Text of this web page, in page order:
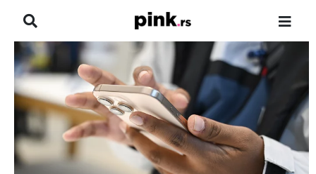
NASLOVNA
VESTI
ZADRUGA
SHOWBIZ